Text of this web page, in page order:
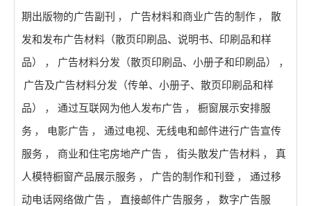
期出版物的广告副刊 ， 广告材料和商业广告的制作 ，
散
发和发布广告材料（散页印刷品、说明书、印刷品和样
品）
， 广告材料分发（散页印刷品、小册子和印刷品）
，
广告及广告材料分发（传单、小册子、散页印刷品和样
品）
， 通过互联网为他人发布广告 ，
橱窗展示安排服
务 ， 电影广告 ，
通过电视、无线电和邮件进行广告宣传
服务 ， 商业和住宅房地产广告 ， 街头散发广告材料 ，
真
人模特橱窗产品展示服务 ， 广告的制作和刊登 ，
通过移
动电话网络做广告 ， 直接邮件广告服务 ，
数字广告服